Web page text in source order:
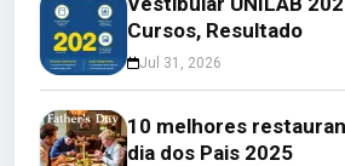
Cursos, Resultado
Jul 31, 2026
10 melhores
dia dos Pais 2025